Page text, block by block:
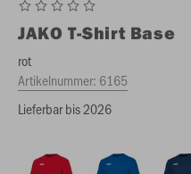
JAKO T-Shirt Base
rot
Artikelnummer: 6165
Lieferbar bis 2026